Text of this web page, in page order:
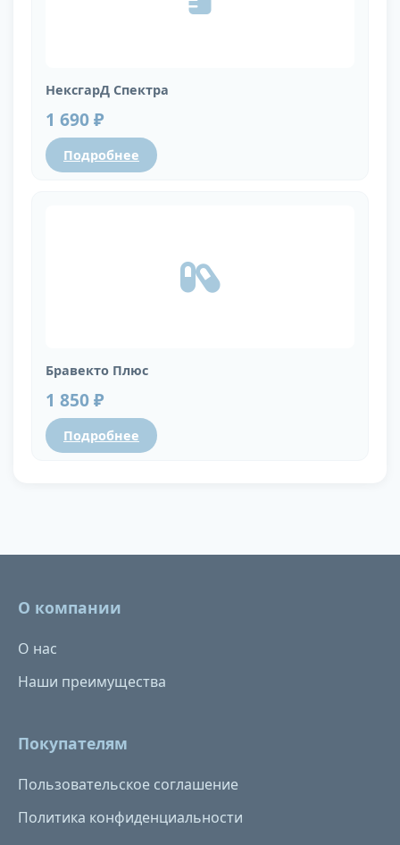
НексгарД Спектра
1 690 ₽
Подробнее
Бравекто Плюс
1 850 ₽
Подробнее
О компании
О нас
Наши преимущества
Покупателям
Пользовательское соглашение
Политика конфиденциальности